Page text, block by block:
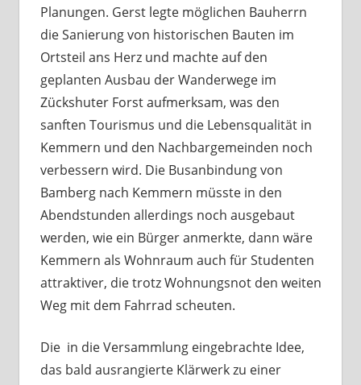
Planungen. Gerst legte möglichen Bauherrn
die Sanierung von historischen Bauten im
Ortsteil ans Herz und machte auf den
geplanten Ausbau der Wanderwege im
Zückshuter Forst aufmerksam, was den
sanften Tourismus und die Lebensqualität in
Kemmern und den Nachbargemeinden noch
verbessern wird. Die Busanbindung von
Bamberg nach Kemmern müsste in den
Abendstunden allerdings noch ausgebaut
werden, wie ein Bürger anmerkte, dann wäre
Kemmern als Wohnraum auch für Studenten
attraktiver, die trotz Wohnungsnot den weiten
Weg mit dem Fahrrad scheuten.
Die in die Versammlung eingebrachte Idee,
das bald ausrangierte Klärwerk zu einer